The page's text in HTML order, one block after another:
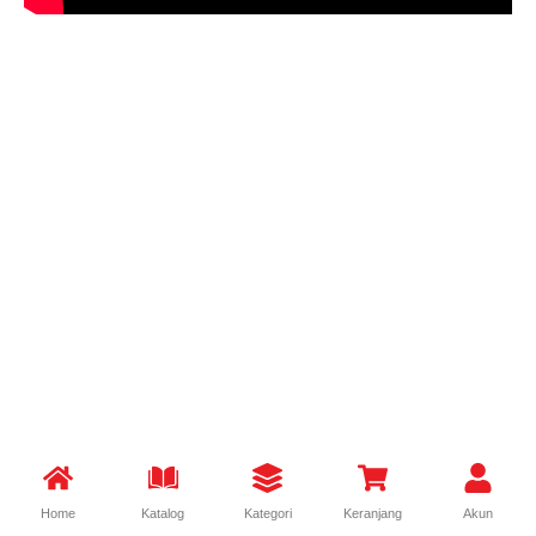
Home Katalog Kategori Keranjang Akun